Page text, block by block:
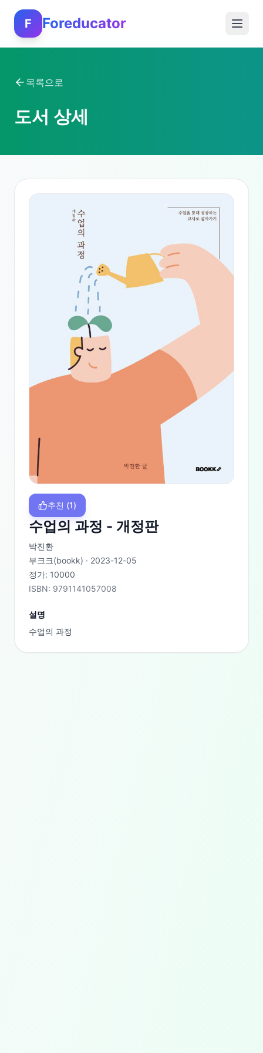
F Foreducator
목록으로
도서 상세
추천 (1)
수업의 과정 - 개정판
박진환
부크크(bookk) · 2023-12-05
정가: 10000
ISBN: 9791141057008
설명
수업의 과정